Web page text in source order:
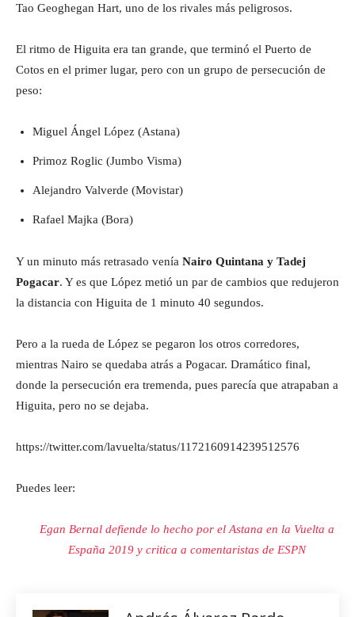
Tao Geoghegan Hart, uno de los rivales más peligrosos.
El ritmo de Higuita era tan grande, que terminó el Puerto de
Cotos en el primer lugar, pero con un grupo de persecución de
peso:
Miguel Ángel López (Astana)
Primoz Roglic (Jumbo Visma)
Alejandro Valverde (Movistar)
Rafael Majka (Bora)
Y un minuto más retrasado venía Nairo Quintana y Tadej
Pogacar. Y es que López metió un par de cambios que redujeron
la distancia con Higuita de 1 minuto 40 segundos.
Pero a la rueda de López se pegaron los otros corredores,
mientras Nairo se quedaba atrás a Pogacar. Dramático final,
donde la persecución era tremenda, pues parecía que atrapaban a
Higuita, pero no se dejaba.
https://twitter.com/lavuelta/status/1172160914239512576
Puedes leer:
Egan Bernal defiende lo hecho por el Astana en la Vuelta a
España 2019 y critica a comentaristas de ESPN